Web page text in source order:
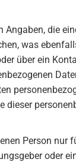
die
was
über ein
Person nur
oder